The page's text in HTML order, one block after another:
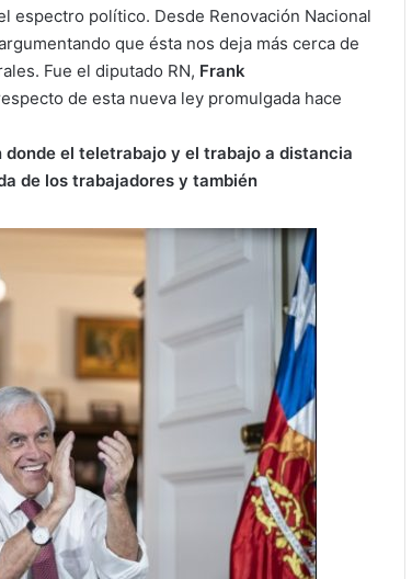
espectro político. Desde Renovación Nacional
que ésta nos deja más cerca de
Fue el diputado RN, Frank
de esta nueva ley promulgada hace
el teletrabajo y el trabajo a distancia
de los trabajadores y también